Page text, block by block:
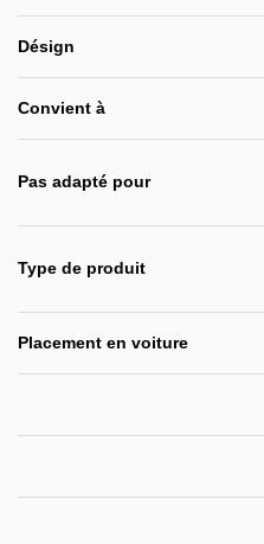
Désign
Convient à
Pas adapté pour
Type de produit
Placement en voiture